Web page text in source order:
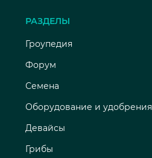
РАЗДЕЛЫ
Гроупедия
Форум
Семена
Оборудование и удобрения
Девайсы
Грибы